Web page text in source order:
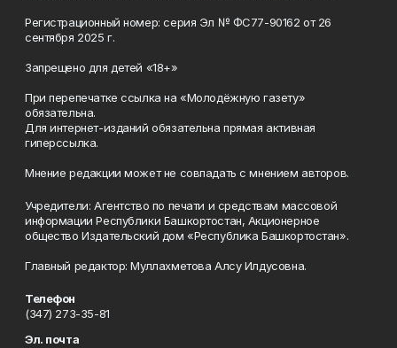
Регистрационный номер: серия Эл № ФС77-90162 от 26
сентября 2025 г.
Запрещено для детей «18+»
При перепечатке ссылка на «Молодёжную газету»
обязательна.
Для интернет-изданий обязательна прямая активная
гиперссылка.
Мнение редакции может не совпадать с мнением авторов.
Учредители: Агентство по печати и средствам массовой
информации Республики Башкортостан, Акционерное
общество Издательский дом «Республика Башкортостан».
Главный редактор: Муллахметова Алсу Илдусовна.
Телефон
(347) 273-35-81
Эл. почта